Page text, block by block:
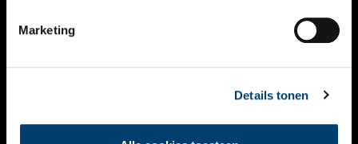
Marketing
Details tonen
VIDEO’S
CONTACT